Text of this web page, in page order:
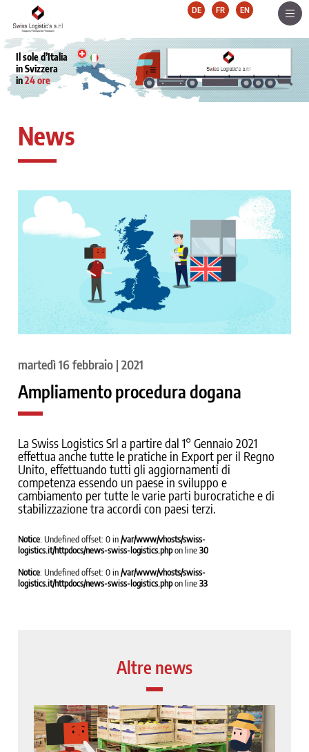
Il sole d’Italia
in Svizzera
in24 ore
DE FR EN
News
martedì 16 febbraio | 2021
Ampliamento procedura dogana
La Swiss Logistics Srl a partire dal 1° Gennaio 2021
effettua anche tutte le pratiche in Export per il Regno
Unito, effettuando tutti gli aggiornamenti di
competenza essendo un paese in sviluppo e
cambiamento per tutte le varie parti burocratiche e di
stabilizzazione tra accordi con paesi terzi.
Notice: Undefined offset: 0 in/var/www/vhosts/swiss-
logistics.it/httpdocs/news-swiss-logistics.phpon line30
Notice: Undefined offset: 0 in/var/www/vhosts/swiss-
logistics.it/httpdocs/news-swiss-logistics.phpon line33
Altre news